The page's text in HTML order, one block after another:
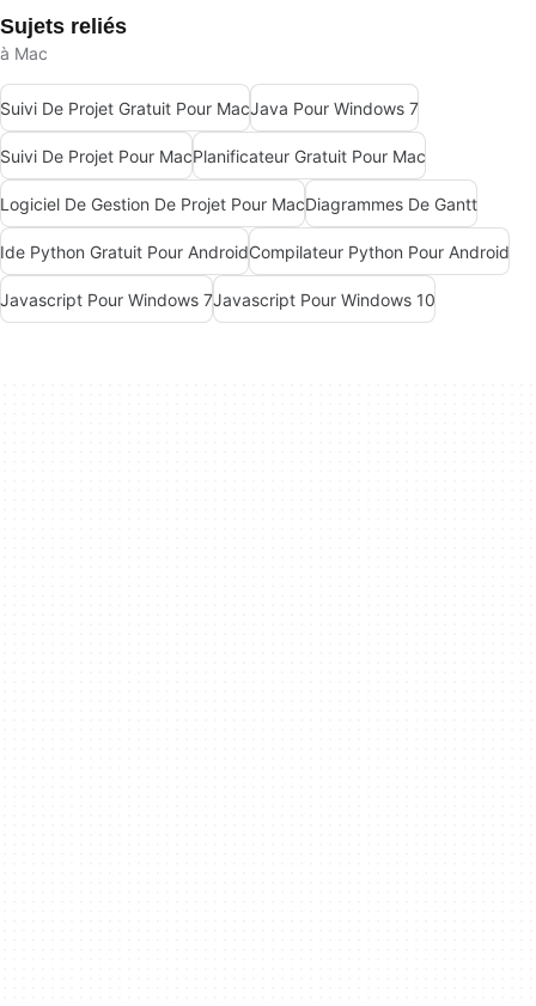
Sujets reliés
à Mac
Suivi De Projet Gratuit Pour MacJava Pour Windows 7
Suivi De Projet Pour MacPlanificateur Gratuit Pour Mac
Logiciel De Gestion De Projet Pour MacDiagrammes De Gantt
Ide Python Gratuit Pour AndroidCompilateur Python Pour Android
Javascript Pour Windows 7Javascript Pour Windows 10